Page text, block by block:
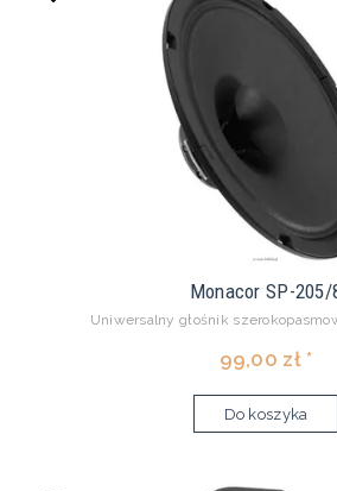
Monacor SP-205/
Uniwersalny głośnik
99,00 zł *
Do koszyka